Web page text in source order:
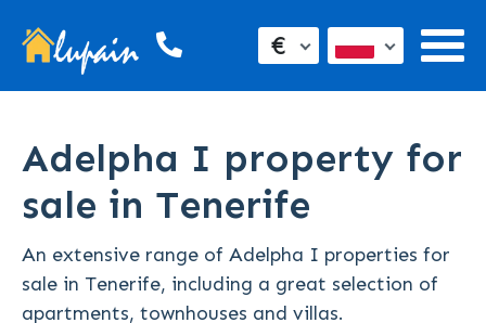
€
Adelpha I property for
sale in Tenerife
An extensive range of Adelpha I properties for
sale in Tenerife, including a great selection of
apartments, townhouses and villas.